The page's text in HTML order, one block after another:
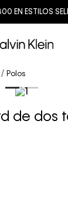
EN ESTILOS
Polos
de dos